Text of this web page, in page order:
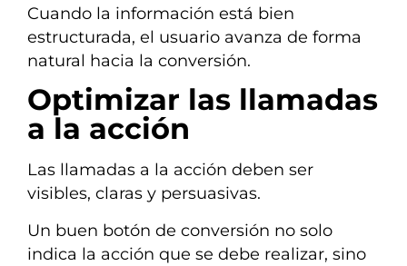
Cuando la información está bien
estructurada, el usuario avanza de forma
natural hacia la conversión.
Optimizar las llamadas
a la acción
Las llamadas a la acción deben ser
visibles, claras y persuasivas.
Un buen botón de conversión no solo
indica la acción que se debe realizar, sino